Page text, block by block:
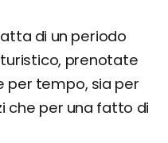
di un periodo
prenotate
per tempo, sia per
che per una fatto di